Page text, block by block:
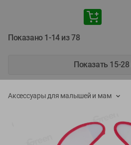
Показано 1-14 из 78
Показать 15-28
Специально для вас
Аксессуары для малышей и мам